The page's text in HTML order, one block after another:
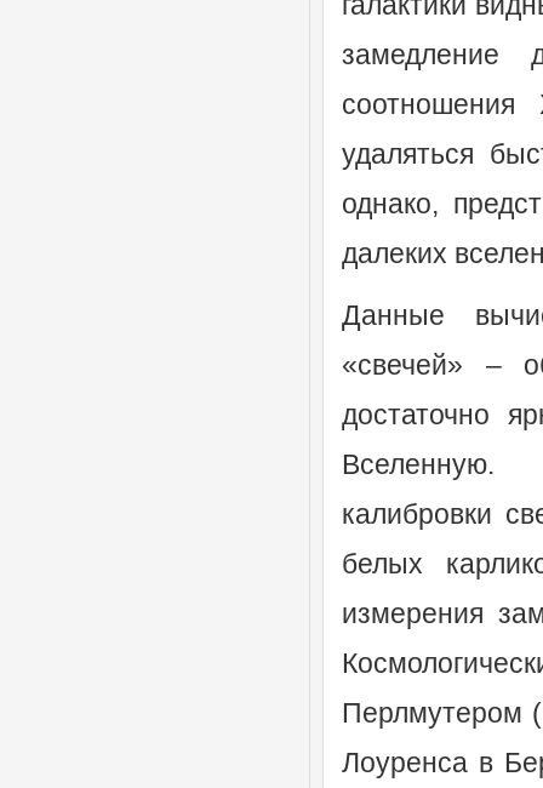
замедление
соотношения
удаляться
однако,
далеких
Данные
«свечей» –
достаточно
Вселенную.
калибровки
белых
измерения
Перлмутером
Лоуренса в